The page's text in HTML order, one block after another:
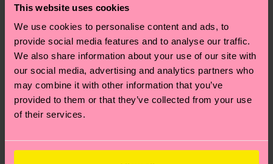
This website uses cookies
We use cookies to personalise content and ads, to
provide social media features and to analyse our traffic.
We also share information about your use of our site with
our social media, advertising and analytics partners who
may combine it with other information that you’ve
provided to them or that they’ve collected from your use
of their services.
ARTIKEL 4:
86% Cotton, 12% Polyamide, 2%
Genaue Information:
ARTIKEL 1:
86% Organic cotton blend, 12%
Polyamide, 2% Elastane
ARTIKEL 2:86% Organic cotton blend, 12%
Polyamide, 2% Elastane
Polyamide, 2% Elastane
findest du auf unsererNachhaltigkeitsseite
deine Bestellung versandt wurde. Bitte bedenke,
und die genaue Lieferzeit von der lokalen Post in
deinem Land abhängt.
Du hast Fragen zu einer Retoure? In unserem
Hilfebereich im ArtikelRetourenfindest du die
am häufigsten gestellten Fragen.
Ähnliche muster
Neuheit